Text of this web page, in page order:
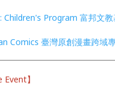
Program 富邦文
Comics 臺灣原創漫畫跨域
Event】